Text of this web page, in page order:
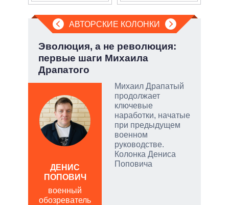
АВТОРСКИЕ КОЛОНКИ
Эволюция, а не революция:
первые шаги Михаила
Драпатого
Михаил Драпатый
продолжает
ключевые
наработки, начатые
при предыдущем
военном
руководстве.
Колонка Дениса
Поповича
ДЕНИС
ПОПОВИЧ
военный
обозреватель